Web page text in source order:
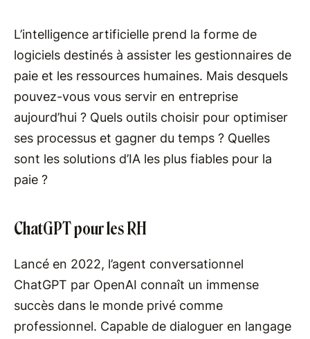
L’intelligence artificielle prend la forme de
logiciels destinés à assister les gestionnaires de
paie et les ressources humaines. Mais desquels
pouvez-vous vous servir en entreprise
aujourd’hui ? Quels outils choisir pour optimiser
ses processus et gagner du temps ? Quelles
sont les solutions d’IA les plus fiables pour la
paie ?
ChatGPT pour les RH
Lancé en 2022, l’agent conversationnel
ChatGPT par OpenAI connaît un immense
succès dans le monde privé comme
professionnel. Capable de dialoguer en langage